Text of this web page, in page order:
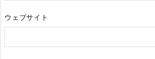
ウェブサイト